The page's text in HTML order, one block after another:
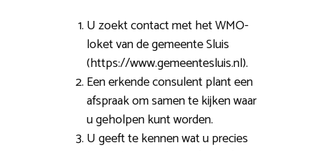
U zoekt contact met het WMO-
loket van de gemeente Sluis
(https://www.gemeentesluis.nl).
Een erkende consulent plant een
afspraak om samen te kijken waar
u geholpen kunt worden.
U geeft te kennen wat u precies